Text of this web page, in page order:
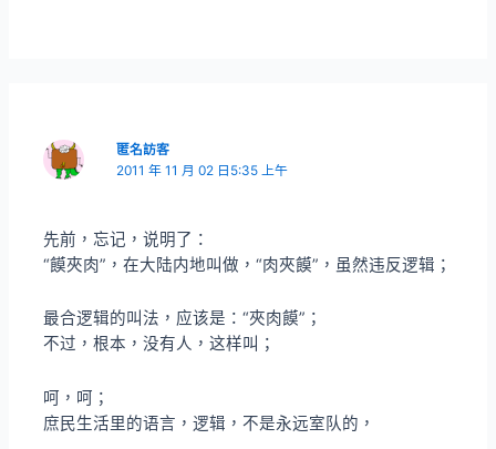
匿名訪客
2011 年 11 月 02 日5:35 上午
先前，忘记，说明了：
“饃夾肉”，在大陆内地叫做，“肉夾饃”，虽然违反逻辑；
最合逻辑的叫法，应该是：“夾肉饃”；
不过，根本，没有人，这样叫；
呵，呵；
庶民生活里的语言，逻辑，不是永远室队的，